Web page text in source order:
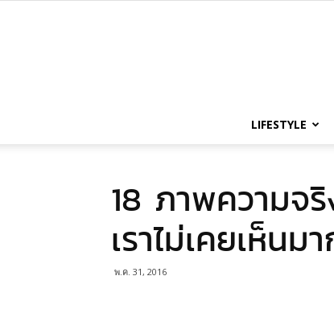
LIFESTYLE
18 ภาพความจ
เราไม่เคยเห็นม
พ.ค. 31, 2016